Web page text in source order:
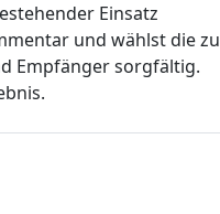
Einsatz
und wählst die zu
Empfänger sorgfältig.